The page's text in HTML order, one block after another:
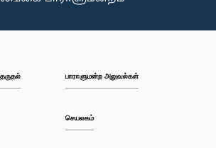
பாராளுமன்ற அலுவல்கள்
செயலகம்